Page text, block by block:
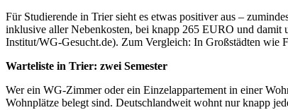
Für Studierende in Trier sieht es etwas positiver aus –
inklusive aller Nebenkosten, bei knapp 265 EURO und
Institut/WG-Gesucht.de). Zum Vergleich: In Großstädten wie
Warteliste in Trier: zwei Semester
Wer ein WG-Zimmer oder ein Einzelappartement in einer
Wohnplätze belegt sind. Deutschlandweit wohnt nur knapp